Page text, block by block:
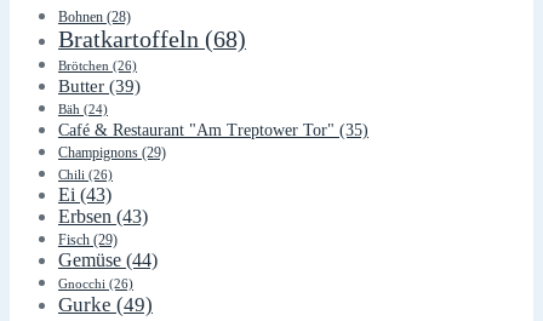
Bohnen (28)
Bratkartoffeln (68)
Brötchen (26)
Butter (39)
Bäh (24)
Café & Restaurant "Am Treptower Tor" (35)
Champignons (29)
Chili (26)
Ei (43)
Erbsen (43)
Fisch (29)
Gemüse (44)
Gnocchi (26)
Gurke (49)